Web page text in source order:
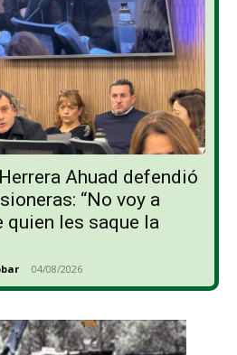
Ahuad defendió
“No voy a
quien les saque la
- 04/08/2026